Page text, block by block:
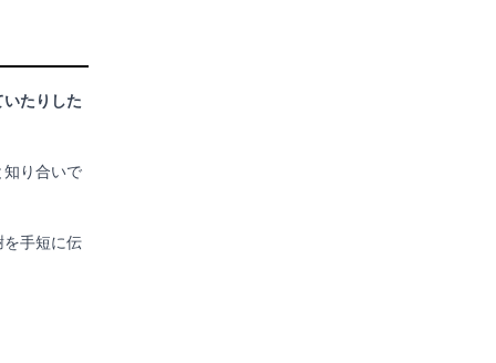
たりした
り合いで
手短に伝